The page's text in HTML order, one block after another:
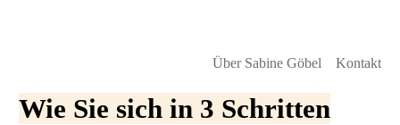
Über Sabine Göbel Kontakt
Wie Sie sich in 3 Schritten